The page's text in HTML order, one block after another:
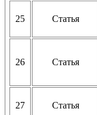
25 Статья
26 Статья
27 Статья